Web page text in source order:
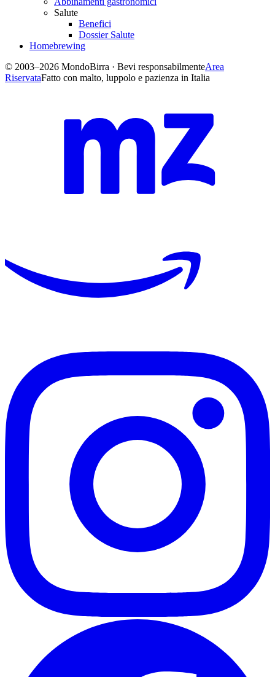
Salute
Benefici
Dossier Salute
Homebrewing
© 2003–2026 MondoBirra · Bevi responsabilmenteArea
RiservataFatto con malto, luppolo e pazienza in Italia